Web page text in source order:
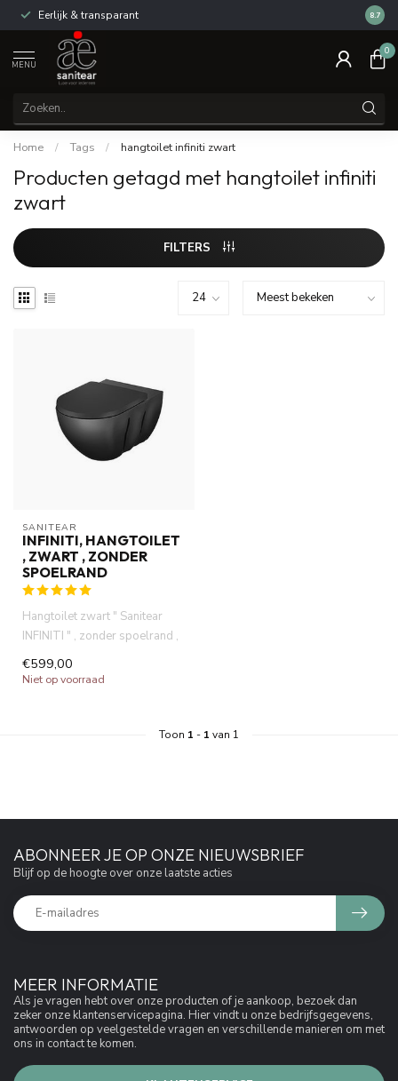
Eerlijk & transparant 8.7
MENU
0
Home / Tags / hangtoilet infiniti zwart
Producten getagd met hangtoilet infiniti
zwart
FILTERS
SANITEAR
INFINITI, HANGTOILET
, ZWART , ZONDER
SPOELRAND
Hangtoilet zwart " Sanitear
INFINITI " , zonder spoelrand ,
Rimfree , vrijhange...
€599,00
Niet op voorraad
Toon 1 - 1 van 1
MEER INFORMATIE
Als je vragen hebt over onze producten of je aankoop, bezoek dan
zeker onze klantenservicepagina. Hier vindt u onze bedrijfsgegevens,
antwoorden op veelgestelde vragen en verschillende manieren om met
ons in contact te komen.
ABONNEER JE OP ONZE NIEUWSBRIEF
Blijf op de hoogte over onze laatste acties